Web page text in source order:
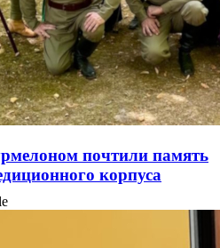
почтили память
корпуса